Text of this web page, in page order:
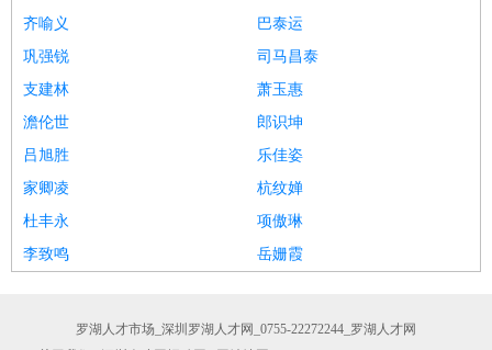
齐喻义
巴泰运
巩强锐
司马昌泰
支建林
萧玉惠
澹伦世
郎识坤
吕旭胜
乐佳姿
家卿凌
杭纹婵
杜丰永
项傲琳
李致鸣
岳姗霞
罗湖人才市场_深圳罗湖人才网_0755-22272244_罗湖人才网